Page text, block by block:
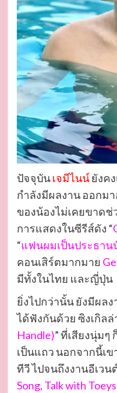
ปัจจุบันเจมีไนน์ยังค
กำลังมีผลงาน ออกม
ของน้องไม่เคยขาดช่
การแสดงในซีรีส์ดัง “
“แฟนผมเป็นประธาน
คอนเสิร์ตมากมาย
มีทั้งในไทย และญี่ปุ่น
ยิ่งไปกว่านั้น ยังมีผล
ได้ฟังกันด้วย ซิงเกิลล่
Handle)” ที่เสียงนุ่ม
เป็นแถว นอกจากนี้เ
ทีวี ไปจนถึงงานอีเวน
Song, Talk with